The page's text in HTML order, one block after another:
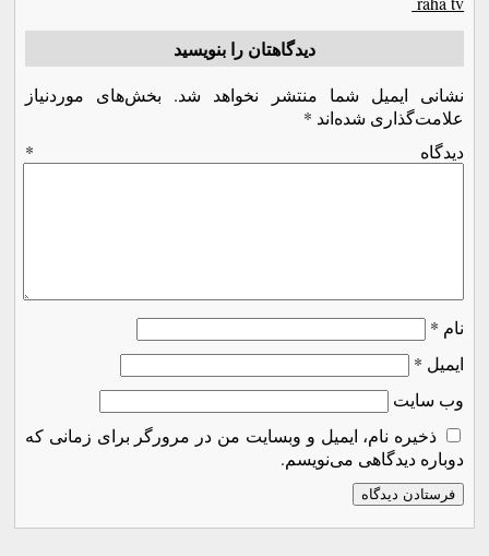
دیدگاهتان را بنویسید
نشانی ایمیل شما منتشر نخواهد شد.
بخش‌های موردنیاز
علامت‌گذاری شده‌اند *
دیدگاه *
نام *
ایمیل *
وب‌ سایت
ذخیره نام، ایمیل و وبسایت من در مرورگر برای زمانی که
دوباره دیدگاهی می‌نویسم.